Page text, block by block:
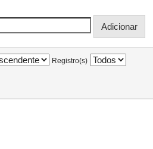
Registro(s)